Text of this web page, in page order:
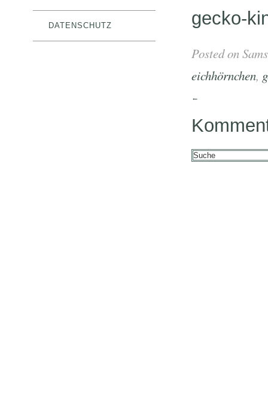
DATENSCHUTZ
gecko-
Posted on
eichhörnchen,
←